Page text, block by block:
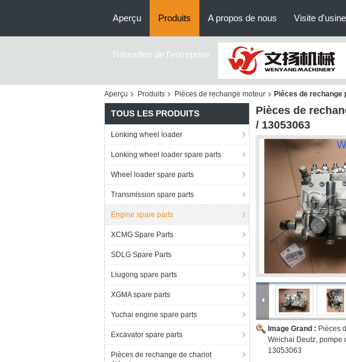
Aperçu Produits A propos de nous Visite d'usine
Nouvelles de l'entreprise
Aperçu Produits Pièces de rechange moteur Pièces de rechange
TOUS LES PRODUITS
Lonking wheel loader
Lonking wheel loader spare parts
Wheel loader spare parts
Transmission spare parts
Engine spare parts
XCMG Spare Parts
SDLG Spare Parts
Liugong spare parts
XGMA spare parts
Yuchai engine spare parts
Excavator spare parts
Pièces de rechange de chariot
Pièces de
/ 13053063
Image Grand : Pièces
Weichai Deutz, pompe
13053063